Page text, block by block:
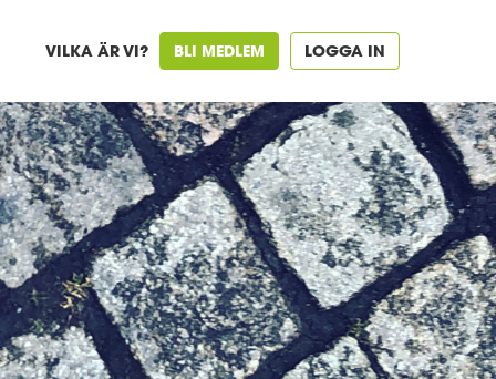
VILKA ÄR VI? BLI MEDLEM LOGGA IN